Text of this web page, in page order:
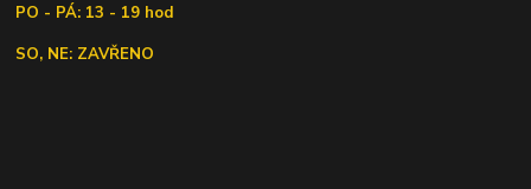
PO - PÁ: 13 - 19 hod
SO, NE: ZAVŘENO